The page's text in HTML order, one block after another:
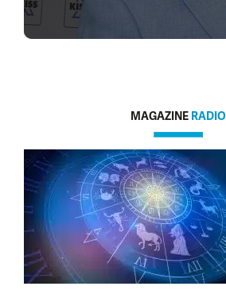
MAGAZINE RADIO